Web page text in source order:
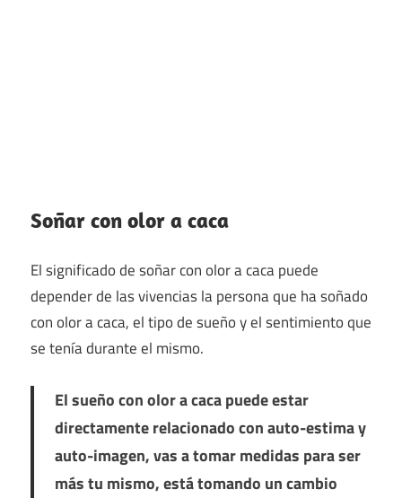
Soñar con olor a caca
El significado de soñar con olor a caca puede
depender de las vivencias la persona que ha soñado
con olor a caca, el tipo de sueño y el sentimiento que
se tenía durante el mismo.
El sueño con olor a caca puede estar
directamente relacionado con auto-estima y
auto-imagen, vas a tomar medidas para ser
más tu mismo, está tomando un cambio